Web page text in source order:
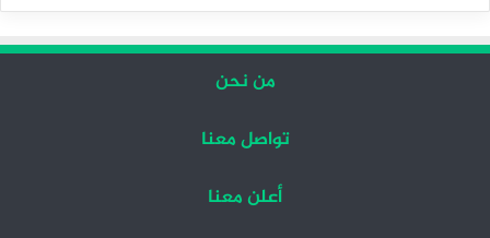
من نحن
تواصل معنا
أعلن معنا